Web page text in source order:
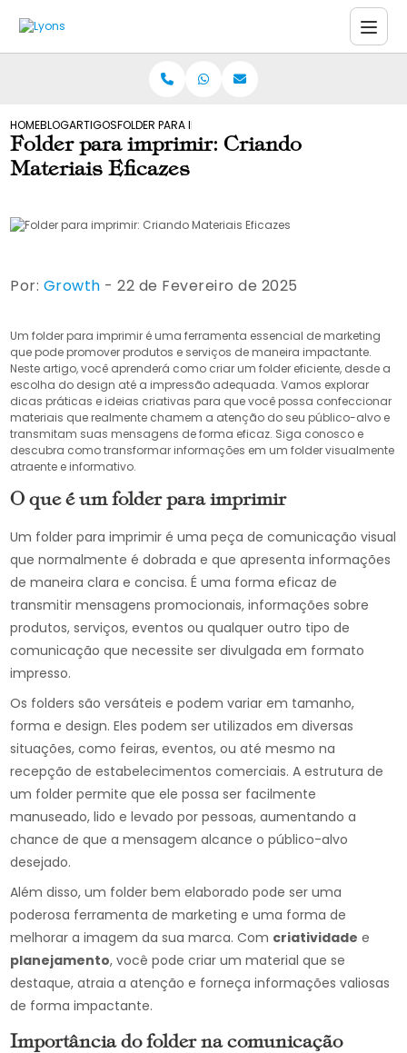
HOMEBLOGARTIGOSFOLDER PARA IMPRIMIR: CRIANDO MATERIAIS EFICAZES
Folder para imprimir: Criando
Materiais Eficazes
Por: Growth - 22 de Fevereiro de 2025
Um folder para imprimir é uma ferramenta essencial de marketing
que pode promover produtos e serviços de maneira impactante.
Neste artigo, você aprenderá como criar um folder eficiente, desde a
escolha do design até a impressão adequada. Vamos explorar
dicas práticas e ideias criativas para que você possa confeccionar
materiais que realmente chamem a atenção do seu público-alvo e
transmitam suas mensagens de forma eficaz. Siga conosco e
descubra como transformar informações em um folder visualmente
atraente e informativo.
O que é um folder para imprimir
Um folder para imprimir é uma peça de comunicação visual
que normalmente é dobrada e que apresenta informações
de maneira clara e concisa. É uma forma eficaz de
transmitir mensagens promocionais, informações sobre
produtos, serviços, eventos ou qualquer outro tipo de
comunicação que necessite ser divulgada em formato
impresso.
Os folders são versáteis e podem variar em tamanho,
forma e design. Eles podem ser utilizados em diversas
situações, como feiras, eventos, ou até mesmo na
recepção de estabelecimentos comerciais. A estrutura de
um folder permite que ele possa ser facilmente
manuseado, lido e levado por pessoas, aumentando a
chance de que a mensagem alcance o público-alvo
desejado.
Além disso, um folder bem elaborado pode ser uma
poderosa ferramenta de marketing e uma forma de
melhorar a imagem da sua marca. Com criatividade e
planejamento, você pode criar um material que se
destaque, atraia a atenção e forneça informações valiosas
de forma impactante.
Importância do folder na comunicação